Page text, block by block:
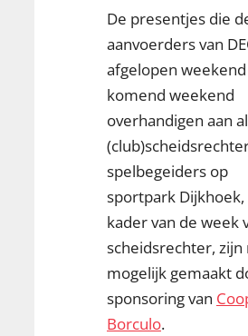
De presentjes die
aanvoerders van
afgelopen
komend weekend
overhandigen aan
spelbegeiders op
sportpark
kader van de week
scheidsrechter, zijn
mogelijk gemaakt
sponsoring van
Borculo.